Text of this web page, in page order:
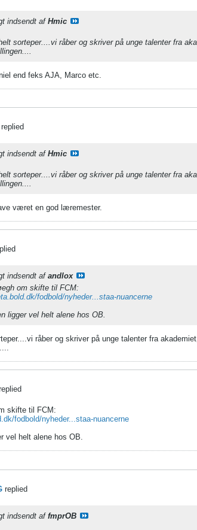
indsendt afHmic
sorteper....vi råber og skriver på unge talenter fra
end feks AJA, Marco etc.
replied
indsendt afHmic
sorteper....vi råber og skriver på unge talenter fra
været en god læremester.
indsendt afandlox
om skifte til FCM:
fodbold/nyheder...staa-nuancerne
ligger vel helt alene hos OB.
råber og skriver på unge talenter fra
skifte til FCM:
fodbold/nyheder...staa-nuancerne
vel helt alene hos OB.
replied
indsendt affmprOB